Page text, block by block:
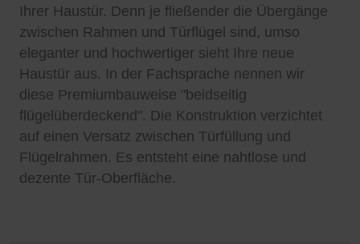
Ihrer Haustür. Denn je fließender die Übergänge
zwischen Rahmen und Türflügel sind, umso
eleganter und hochwertiger sieht Ihre neue
Haustür aus. In der Fachsprache nennen wir
diese Premiumbauweise "beidseitig
flügelüberdeckend". Die Konstruktion verzichtet
auf einen Versatz zwischen Türfüllung und
Flügelrahmen. Es entsteht eine nahtlose und
dezente Tür-Oberfläche.